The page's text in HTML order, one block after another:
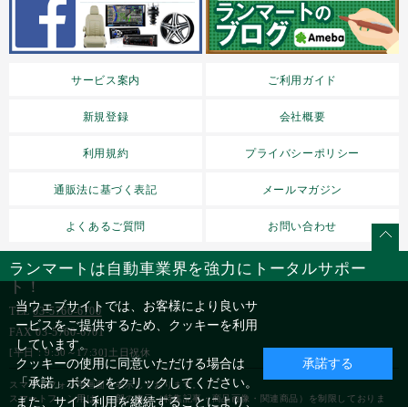
サービス案内 ご利用ガイド
新規登録 会社概要
利用規約 プライバシーポリシー
通販法に基づく表記 メールマガジン
よくあるご質問 お問い合わせ
ランマートは自動車業界を強力にトータルサポー
ト！
TEL03-5766-6700
FAX 03-5760-6701
[平日：9:30～17:30]土日祝休
スマートフォン用画面を表示しております。
スマートフォン用は、一部の表示（特集記事・商品画像・関連商品）を制限しておりま
当ウェブサイトでは、お客様により良いサ
ービスをご提供するため、クッキーを利用
しています。
クッキーの使用に同意いただける場合は
「承諾」ボタンをクリックしてください。
また、サイト利用を継続することにより、
承諾する